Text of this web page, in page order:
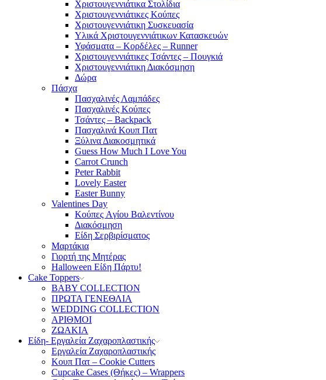
Χριστουγεννιάτικα Στολίδια
Χριστουγεννιάτικες Κούπες
Χριστουγεννιάτικη Συσκευασία
Υλικά Χριστουγεννιάτικων Κατασκευών
Υφάσματα – Κορδέλες – Runner
Χριστουγεννιάτικες Τσάντες – Πουγκιά
Χριστουγεννιάτικη Διακόσμηση
Δώρα
Πάσχα
Πασχαλινές Λαμπάδες
Πασχαλινές Κούπες
Τσάντες – Backpack
Πασχαλινά Κουπ Πατ
Ξύλινα Διακοσμητικά
Guess How Much I Love You
Carrot Crunch
Peter Rabbit
Lovely Easter
Easter Bunny
Valentines Day
Κούπες Aγίου Βαλεντίνου
Διακόσμηση
Είδη Σερβιρίσματος
Μαρτάκια
Γιορτή της Μητέρας
Halloween Είδη Πάρτυ!
Cake Toppers
BABY COLLECTION
ΠΡΩΤΑ ΓΕΝΕΘΛΙΑ
WEDDING COLLECTION
ΑΡΙΘΜΟΙ
ΖΩΑΚΙΑ
Είδη- Εργαλεία Ζαχαροπλαστικής
Εργαλεία Ζαχαροπλαστικής
Κουπ Πατ – Cookie Cutters
Cupcake Cases (Θήκες) – Wrappers